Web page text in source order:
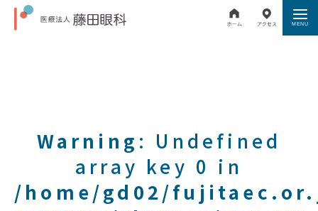
Warning : Undefined
array key 0 in
/home/gd02/